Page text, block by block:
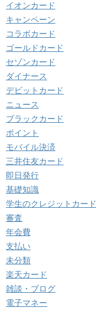
イオンカード
キャンペーン
コラボカード
ゴールドカード
セゾンカード
ダイナース
デビットカード
ニュース
ブラックカード
ポイント
モバイル決済
三井住友カード
即日発行
基礎知識
学生のクレジットカード
審査
年会費
支払い
未分類
楽天カード
雑談・ブログ
電子マネー